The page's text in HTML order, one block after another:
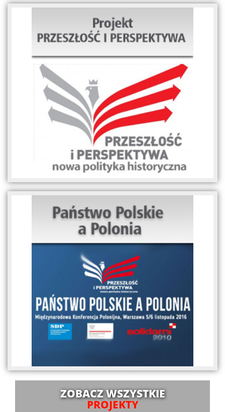
ZOBACZ WSZYSTKIE
PROJEKTY